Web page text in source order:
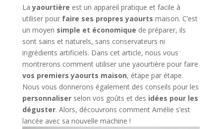
Layaourtière est un appareil pratique et facile à
utiliser pour faire ses propres yaourts maison. C’est
un moyen simple et économique de préparer, ils
sont sains et naturels, sans conservateurs ni
ingrédients artificiels. Dans cet article, nous vous
montrerons comment utiliser une yaourtière pour faire
vos premiers yaourts maison, étape par étape.
Nous vous donnerons également des conseils pour les
personnaliser selon vos goûts et des idées pour les
déguster. Alors, découvrons comment Amélie s’est
lancée avec sa nouvelle machine !